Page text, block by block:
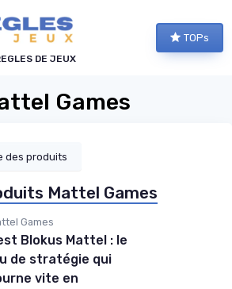
DE JEUX
TOPs
Games
des produits
Mattel Games
Games
Blokus Mattel : le
de stratégie qui
vite en